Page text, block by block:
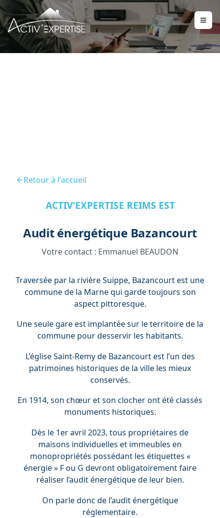
Retour à l'accueil
ACTIV'EXPERTISE REIMS EST
Audit énergétique Bazancourt
Votre contact : Emmanuel BEAUDON
Traversée par la rivière Suippe, Bazancourt est une
commune de la Marne qui garde toujours son
aspect pittoresque.
Une seule gare est implantée sur le territoire de la
commune pour desservir les habitants.
L’église Saint-Remy de Bazancourt est l’un des
patrimoines historiques de la ville les mieux
conservés.
En 1914, son chœur et son clocher ont été classés
monuments historiques.
Dès le 1er avril 2023, tous propriétaires de
maisons individuelles et immeubles en
monopropriétés possédant les étiquettes «
énergie » F ou G devront obligatoirement faire
réaliser l’audit énergétique de leur bien.
On parle donc de l’audit énergétique
réglementaire.